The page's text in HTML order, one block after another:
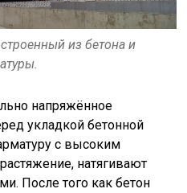
из бетона и
напряжённое
укладкой бетонной
с высоким
натягивают
После того как бетон